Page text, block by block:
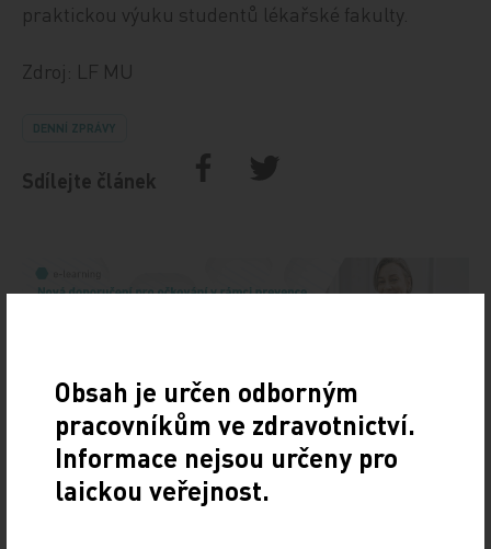
praktickou výuku studentů lékařské fakulty.
Zdroj: LF MU
DENNÍ ZPRÁVY
Sdílejte článek
Doporučené
19. světový kongres Controversies in Neurology
Obsah je určen odborným
pracovníkům ve zdravotnictví.
Informace nejsou určeny pro
laickou veřejnost.